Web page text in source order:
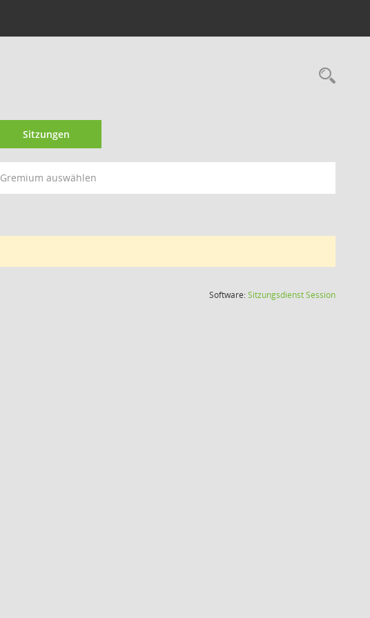
Sitzungen
Gremium auswählen
Software:SitzungsdienstSession(Wird in